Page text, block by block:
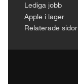
Lediga jobb
Apple i lager
Relaterade sidor